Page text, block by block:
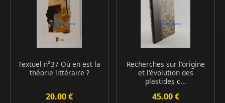
Textuel n°37 Où en est la
théorie littéraire ?
20.00 €
Recherches sur l'origine
et l'évolution des
plastides c...
45.00 €